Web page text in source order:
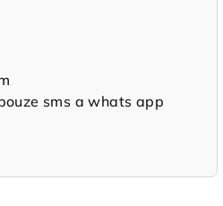
sms a whats app